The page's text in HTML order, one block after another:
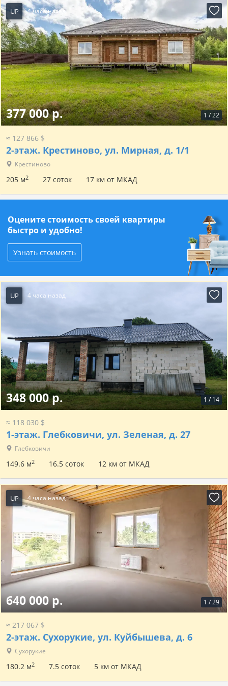
UP 4 часа назад
1 /22
377 000 р.
≈ 127 866 $
2-этаж. Крестиново, ул. Мирная, д. 1/1
Крестиново
205 м2 27 соток 17 км от МКАД
Оцените стоимость своей квартиры
быстро и удобно!
Узнать стоимость
UP 4 часа назад
1 / 14
348 000 р.
≈ 118 030 $
1-этаж. Глебковичи, ул. Зеленая, д. 27
Глебковичи
149.6 м2 16.5 соток 12 км от МКАД
UP 4 часа назад
1 /29
640 000 р.
≈ 217 067 $
2-этаж. Сухорукие, ул. Куйбышева, д. 6
Сухорукие
180.2 м2 7.5 соток 5 км от МКАД